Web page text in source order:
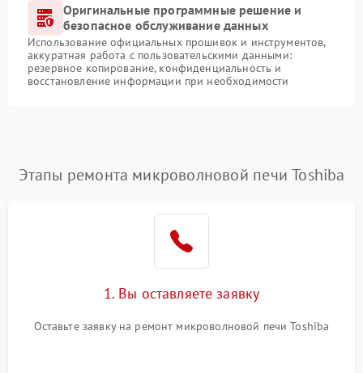
Оригинальные программные решение и
безопасное обслуживание данных
Использование официальных прошивок и инструментов,
аккуратная работа с пользовательскими данными:
резервное копирование, конфиденциальность и
восстановление информации при необходимости
Этапы ремонта микроволновой печи Toshiba
1. Вы оставляете заявку
Оставьте заявку на ремонт микроволновой печи Toshiba